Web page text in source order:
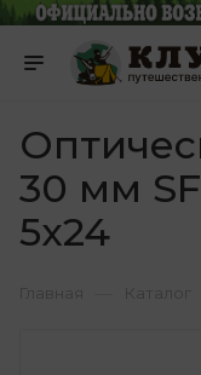
30 мм
5x24